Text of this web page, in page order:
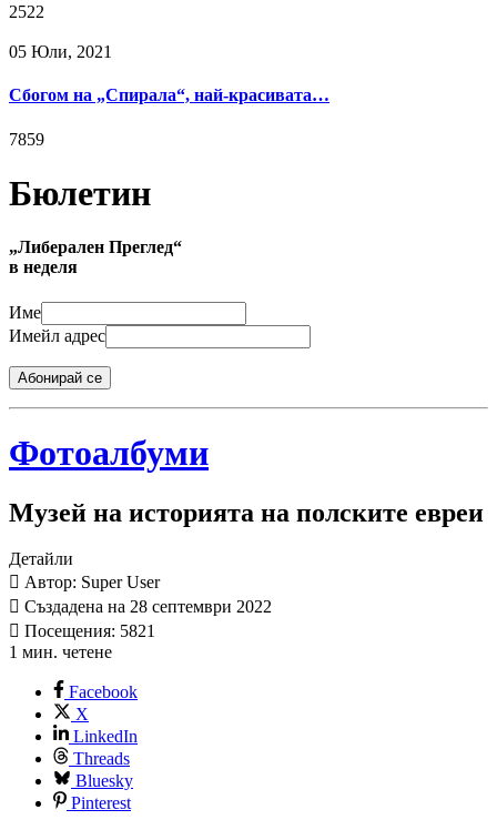
2522
05 Юли, 2021
Сбогом на „Спирала“, най-красивата…
7859
Бюлетин
„Либерален Преглед“
в неделя
Име
Имейл адрес
Абонирай се
Фотоалбуми
Музей на историята на полските евреи
Детайли
Автор: Super User
Създадена на 28 септември 2022
Посещения: 5821
1 мин. четене
Facebook
X
LinkedIn
Threads
Bluesky
Pinterest